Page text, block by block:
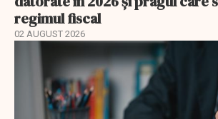
regimul fiscal
02 AUGUST 2026